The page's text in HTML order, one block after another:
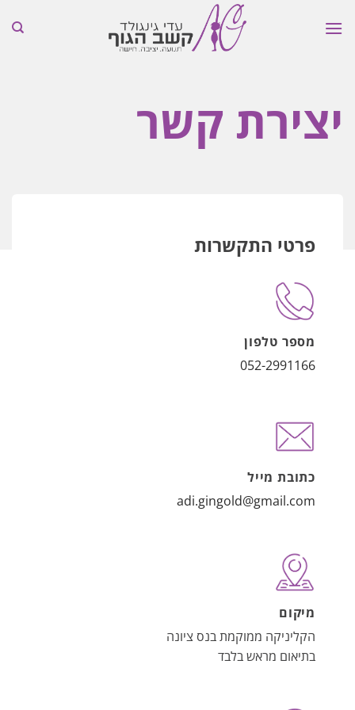
יצירת קשר
פרטי התקשרות
מספר טלפון
052-2991166
כתובת מייל
adi.gingold@gmail.com
מיקום
הקליניקה ממוקמת בנס ציונה
בתיאום מראש בלבד